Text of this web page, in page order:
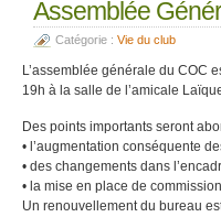
Assemblée
Catégorie : Vie du club
L’assemblée générale du COC
19h à la salle de l’amicale
Des points importants seront
• l’augmentation conséquente
• des changements dans
• la mise en place de
Un renouvellement du bureau